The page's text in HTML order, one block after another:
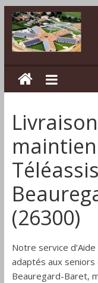
Passer
au
contenu
Les
Monts
du
Matin
Maison
de
retraite
médicalisée
dans
la
Drôme
(26300)
Notre service
adaptés aux
Beauregard-Baret,